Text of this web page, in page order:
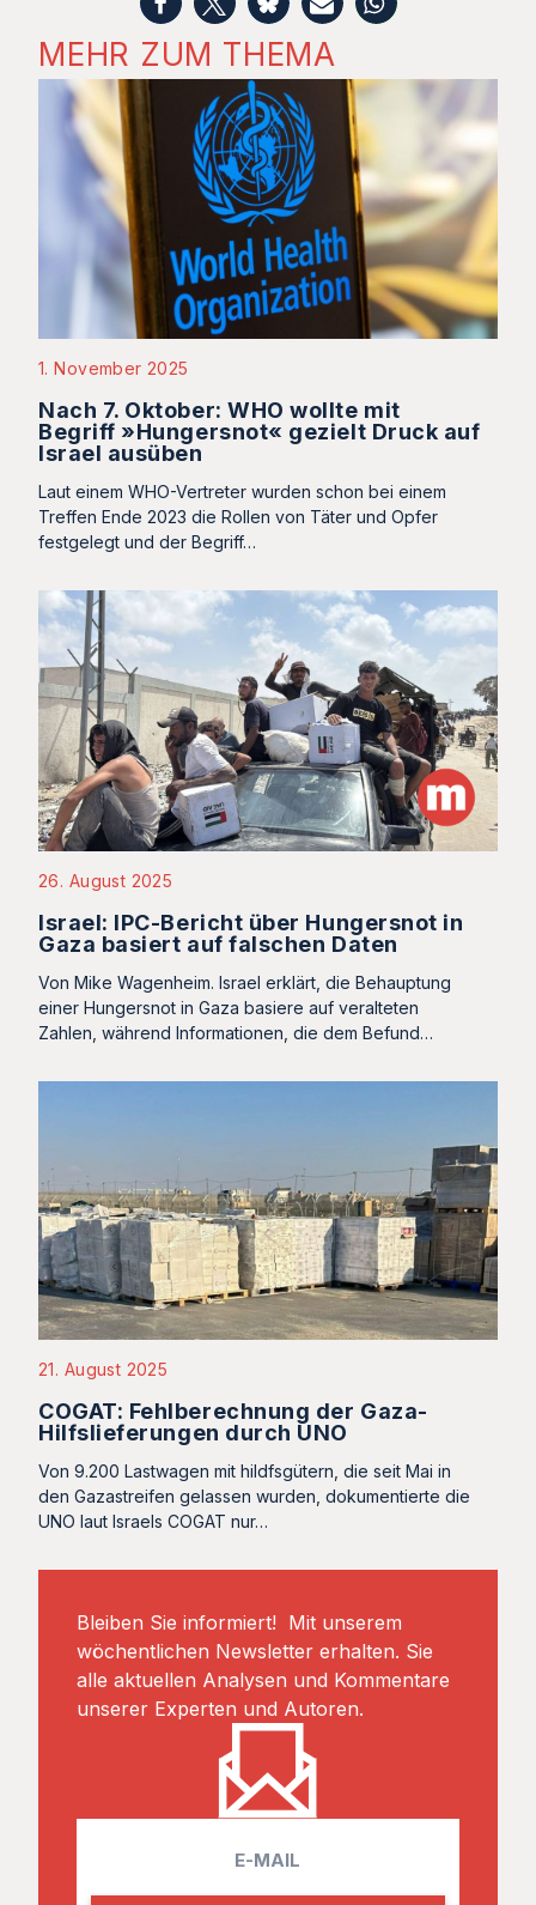
MEHR ZUM THEMA
1. November 2025
Nach 7. Oktober: WHO wollte mit
Begriff »Hungersnot« gezielt Druck auf
Israel ausüben
Laut einem WHO-Vertreter wurden schon bei einem
Treffen Ende 2023 die Rollen von Täter und Opfer
festgelegt und der Begriff…
26. August 2025
Israel: IPC-Bericht über Hungersnot in
Gaza basiert auf falschen Daten
Von Mike Wagenheim. Israel erklärt, die Behauptung
einer Hungersnot in Gaza basiere auf veralteten
Zahlen, während Informationen, die dem Befund…
21. August 2025
COGAT: Fehlberechnung der Gaza-
Hilfslieferungen durch UNO
Von 9.200 Lastwagen mit hildfsgütern, die seit Mai in
den Gazastreifen gelassen wurden, dokumentierte die
UNO laut Israels COGAT nur…
Bleiben Sie informiert! Mit unserem
wöchentlichen Newsletter erhalten. Sie
alle aktuellen Analysen und Kommentare
unserer Experten und Autoren.